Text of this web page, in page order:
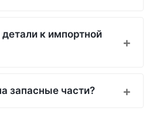
к импортной
запасные части?